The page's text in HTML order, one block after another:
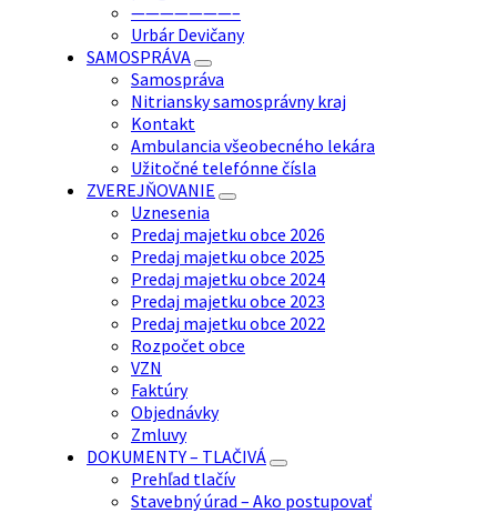
———————–
Urbár Devičany
SAMOSPRÁVA
Samospráva
Nitriansky samosprávny kraj
Kontakt
Ambulancia všeobecného lekára
Užitočné telefónne čísla
ZVEREJŇOVANIE
Uznesenia
Predaj majetku obce 2026
Predaj majetku obce 2025
Predaj majetku obce 2024
Predaj majetku obce 2023
Predaj majetku obce 2022
Rozpočet obce
VZN
Faktúry
Objednávky
Zmluvy
DOKUMENTY – TLAČIVÁ
Prehľad tlačív
Stavebný úrad – Ako postupovať